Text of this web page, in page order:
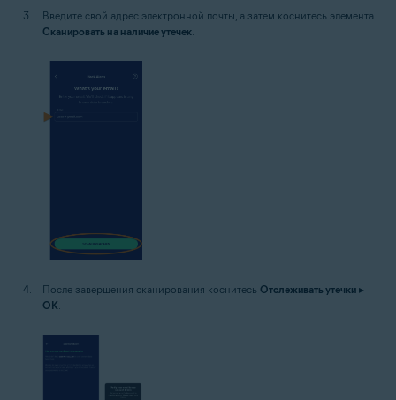
Введите свой адрес электронной почты, а затем коснитесь элемента
Сканировать на наличие утечек
После завершения сканирования коснитесь Отслеживать утечки ▸
ОК